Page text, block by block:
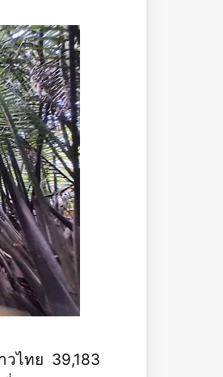
วไทย 39,183